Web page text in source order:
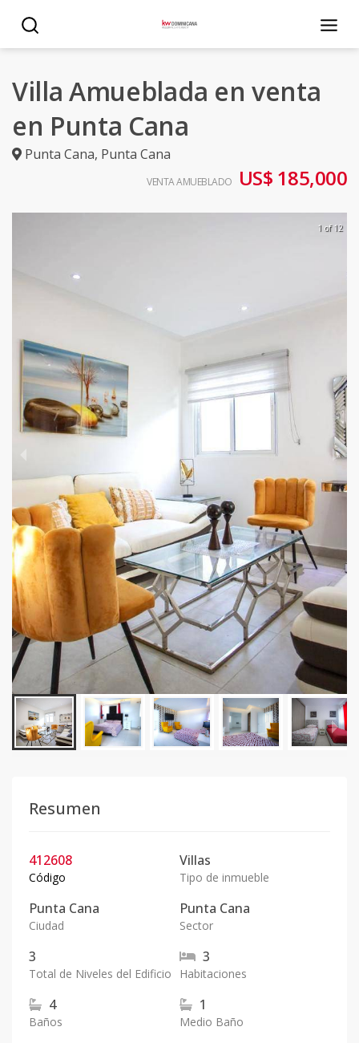
Villa Amueblada en venta
en Punta Cana
Punta Cana, Punta Cana
VENTA AMUEBLADO US$ 185,000
1 of 12
Resumen
412608
Código
Villas
Tipo de inmueble
Punta Cana
Ciudad
Punta Cana
Sector
3
Total de Niveles del Edificio
3
Habitaciones
4
Baños
1
Medio Baño